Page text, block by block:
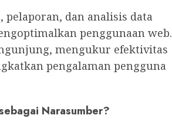
pelaporan, dan analisis data
penggunaan web.
mengukur efektivitas
pengalaman pengguna
Narasumber?